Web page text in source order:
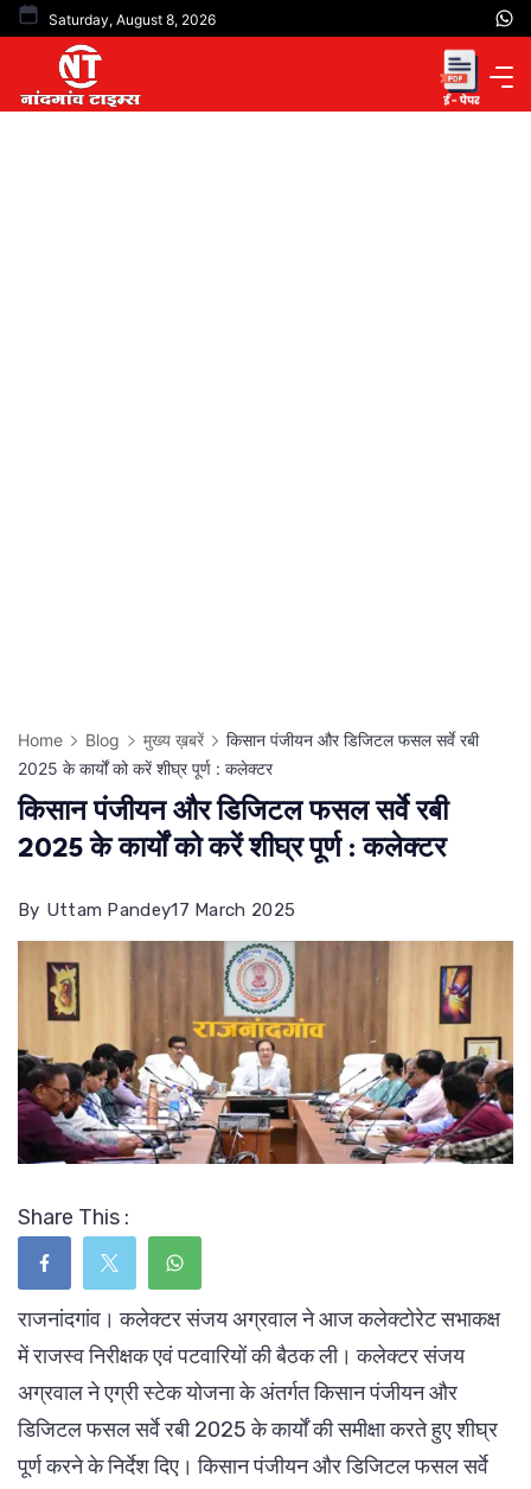
Skip
content
Saturday, August 8, 2026
Home Blog मुख्य ख़बरें
किसान पंजीयन और डिजिटल फसल सर्वे रबी
2025 के कार्यों को करें शीघ्र पूर्ण : कलेक्टर
किसान पंजीयन और डिजिटल फसल सर्वे रबी
2025 के कार्यों को करें शीघ्र पूर्ण : कलेक्टर
By Uttam Pandey17 March 2025
Share This :
राजनांदगांव। कलेक्टर संजय अग्रवाल ने आज कलेक्टोरेट सभाकक्ष
में राजस्व निरीक्षक एवं पटवारियों की बैठक ली। कलेक्टर संजय
अग्रवाल ने एग्री स्टेक योजना के अंतर्गत किसान पंजीयन और
डिजिटल फसल सर्वे रबी 2025 के कार्यों की समीक्षा करते हुए शीघ्र
पूर्ण करने के निर्देश दिए। किसान पंजीयन और डिजिटल फसल सर्वे